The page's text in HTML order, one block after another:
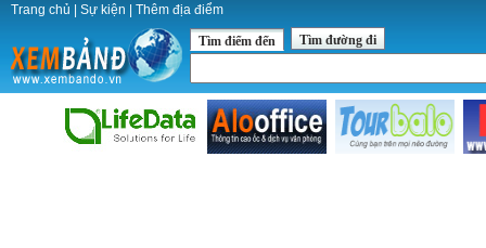
Trang chủ Sự kiện Thêm địa điểm
Tìm điểm đến Tìm đường đi